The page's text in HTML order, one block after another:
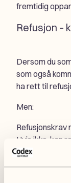
fremtidig
Refusjon –
Dersom du
som også
ha rett til
Men:
Refusjonskrav
Hvis ikke, kan
Dette er et